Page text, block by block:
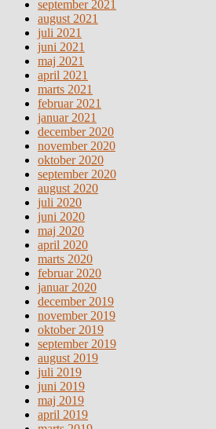
september 2021
august 2021
juli 2021
juni 2021
maj 2021
april 2021
marts 2021
februar 2021
januar 2021
december 2020
november 2020
oktober 2020
september 2020
august 2020
juli 2020
juni 2020
maj 2020
april 2020
marts 2020
februar 2020
januar 2020
december 2019
november 2019
oktober 2019
september 2019
august 2019
juli 2019
juni 2019
maj 2019
april 2019